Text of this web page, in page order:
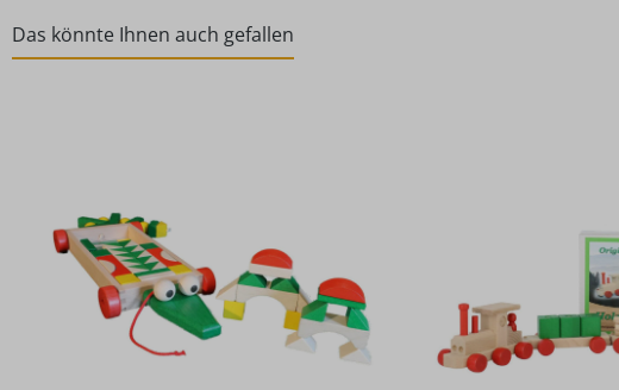
Das könnte Ihnen auch gefallen